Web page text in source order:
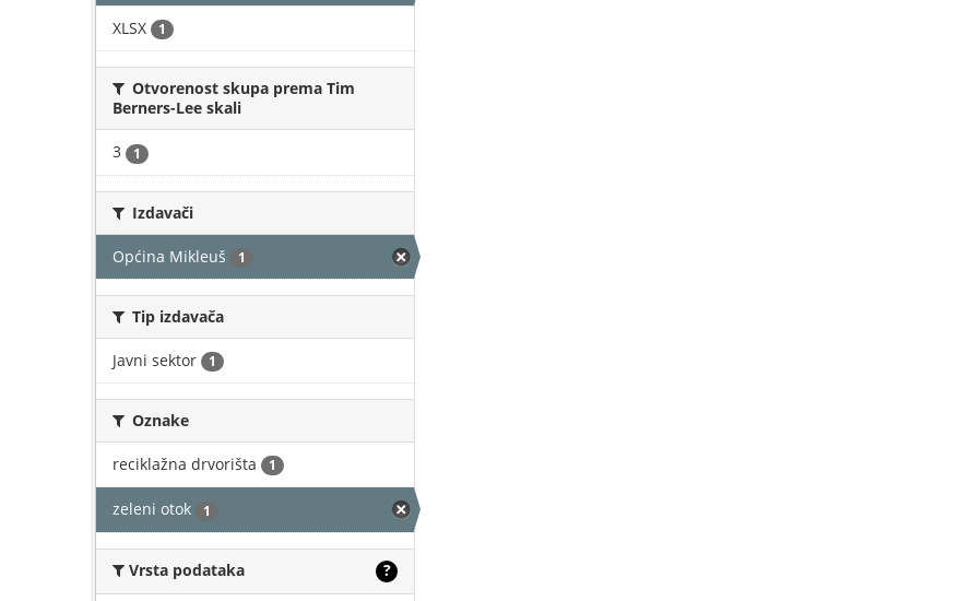
XLSX 1
Otvorenost skupa prema Tim
Berners-Lee skali
3 1
Izdavači
Općina Mikleuš 1
Tip izdavača
Javni sektor 1
Oznake
reciklažna drvorišta 1
zeleni otok 1
Vrsta podataka ?